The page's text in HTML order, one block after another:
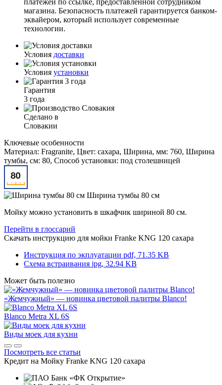
магазина. Безопасность платежей гарантируется банком-
эквайером, который использует современные
технологии.
Условия доставки
Условия установки
Гарантия
3 года
Сделано в
Словакии
Ключевые особенности
Материал: Fragranite, Цвет: сахара, Ширина, мм: 760, Ширина
тумбы, см: 80, Способ установки: под столешницей
Ширина тумбы 80 см
Мойку можно установить в шкафчик шириной 80 см.
Перейти в глоссарий
Скачать инструкцию для мойки Franke KNG 120 сахара
Инструкция по экплуатации pdf, 71.35 KB
Схема встраивания jpg, 32.94 KB
Может быть полезно
«Жемчужный» — новинка цветовой палитры Blanco!
Blanco Metra XL 6S
Виды моек для кухни
Посмотреть все статьи
Кредит на Мойку Franke KNG 120 сахара